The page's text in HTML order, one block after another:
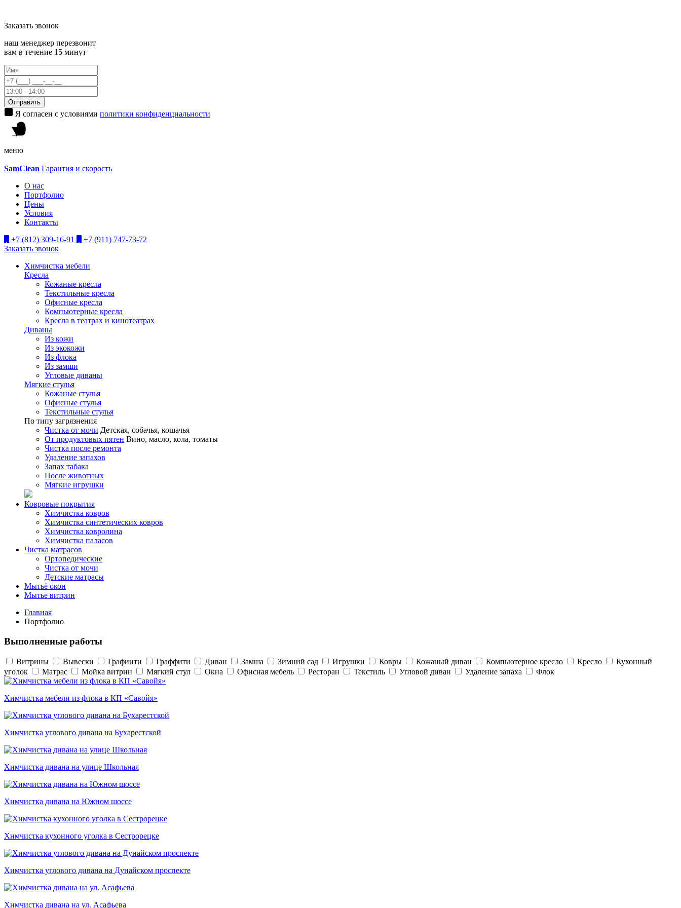
Заказать звонок
наш менеджер перезвонит
вам в течение 15 минут
Отправить
Я согласен с условиями политики конфиденциальности
меню
SamClean Гарантия и скорость
О нас
Портфолио
Цены
Условия
Контакты
+7 (812) 309-16-91
+7 (911) 747-73-72
Заказать звонок
Химчистка мебели
Кресла
Кожаные кресла
Текстильные кресла
Офисные кресла
Компьютерные кресла
Кресла в театрах и кинотеатрах
Диваны
Из кожи
Из экокожи
Из флока
Из замши
Угловые диваны
Мягкие стулья
Кожаные стулья
Офисные стулья
Текстильные стулья
По типу загрязнения
Чистка от мочи Детская, собачья, кошачья
От продуктовых пятен Вино, масло, кола, томаты
Чистка после ремонта
Удаление запахов
Запах табака
После животных
Мягкие игрушки
Ковровые покрытия
Химчистка ковров
Химчистка синтетических ковров
Химчистка ковролина
Химчистка паласов
Чистка матрасов
Ортопедические
Чистка от мочи
Детские матрасы
Мытьё окон
Мытье витрин
Главная
Портфолио
Выполненные работы
Витрины Вывески Графиити Граффити Диван Замша Зимний сад Игрушки Ковры Кожаный диван Компьютерное кресло Кресло
Кухонный
уголок
Матрас Мойка витрин Мягкий стул Окна Офисная мебель Ресторан Текстиль Угловой диван Удаление запаха Флок
Химчистка мебели из флока в КП «Савойя»
Химчистка углового дивана на Бухарестской
Химчистка дивана на улице Школьная
Химчистка дивана на Южном шоссе
Химчистка кухонного уголка в Сестрорецке
Химчистка углового дивана на Дунайском проспекте
Химчистка дивана на ул. Асафьева